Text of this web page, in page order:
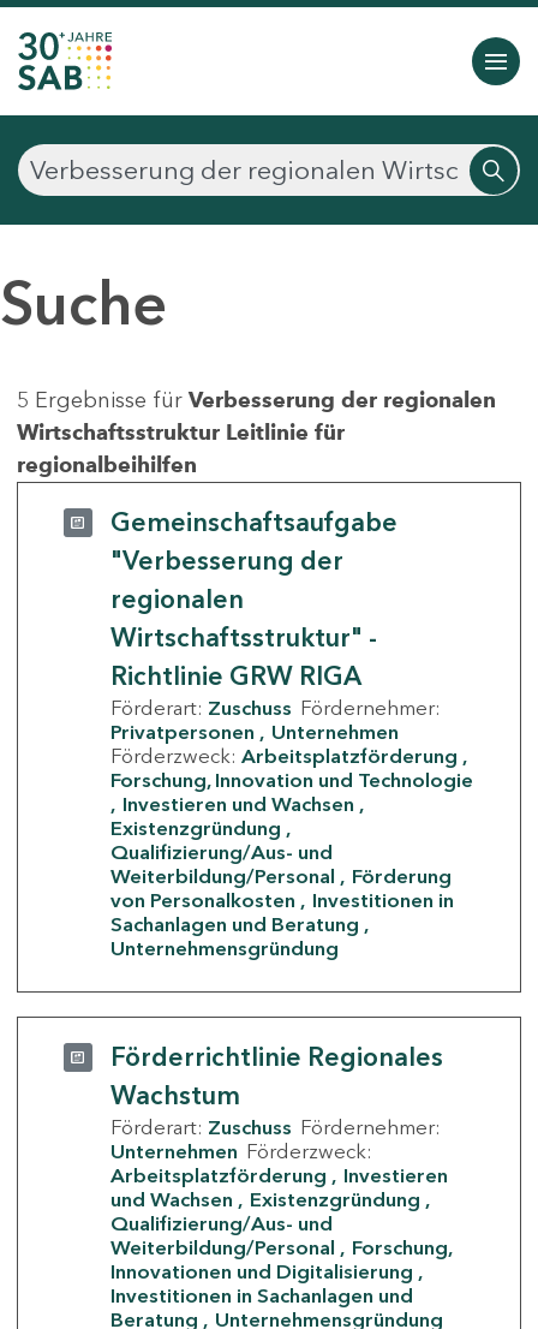
Suche
5 Ergebnisse für Verbesserung der regionalen
Wirtschaftsstruktur Leitlinie für
regionalbeihilfen
Gemeinschaftsaufgabe
"Verbesserung der
regionalen
Wirtschaftsstruktur" -
Richtlinie GRW RIGA
Förderart: Zuschuss Fördernehmer:
Privatpersonen
Unternehmen
Förderzweck: Arbeitsplatzförderung
Forschung, Innovation und Technologie
Investieren und Wachsen
Existenzgründung
Qualifizierung/Aus- und
Weiterbildung/Personal
Förderung
von Personalkosten
Investitionen in
Sachanlagen und Beratung
Unternehmensgründung
Förderrichtlinie Regionales
Wachstum
Förderart: Zuschuss Fördernehmer:
Unternehmen Förderzweck:
Arbeitsplatzförderung
Investieren
und Wachsen
Existenzgründung
Qualifizierung/Aus- und
Weiterbildung/Personal
Forschung,
Innovationen und Digitalisierung
Investitionen in Sachanlagen und
Beratung
Unternehmensgründung